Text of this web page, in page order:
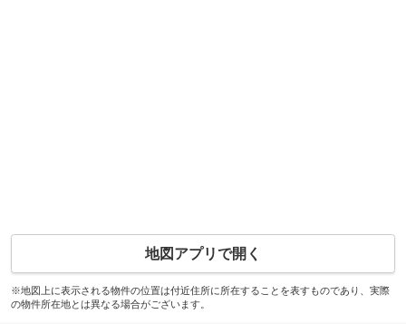
地図アプリで開く
※地図上に表示される物件の位置は付近住所に所在することを表すものであり、実際
の物件所在地とは異なる場合がございます。